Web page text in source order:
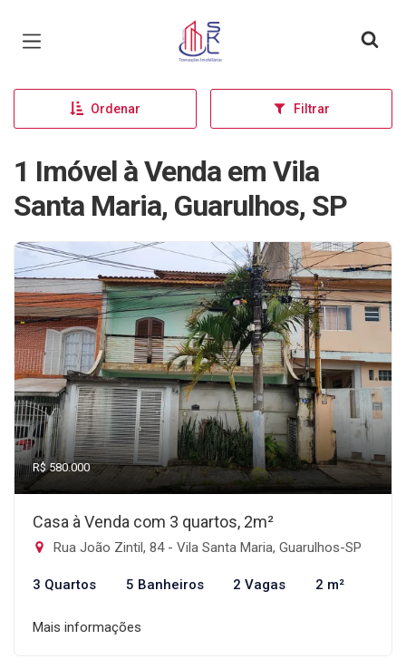
Página inicial
Ordenar Filtrar
1 Imóvel à Venda em Vila
Santa Maria, Guarulhos, SP
R$ 580.000
Casa à Venda com 3 quartos, 2m²
Rua João Zintil, 84 - Vila Santa Maria, Guarulhos-SP
3 Quartos 5 Banheiros 2 Vagas 2 m²
Mais informações